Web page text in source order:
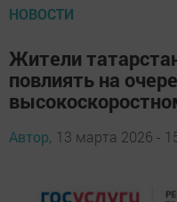
НОВОСТИ
Жители
повлиять на
Автор, 13 марта 2026 -